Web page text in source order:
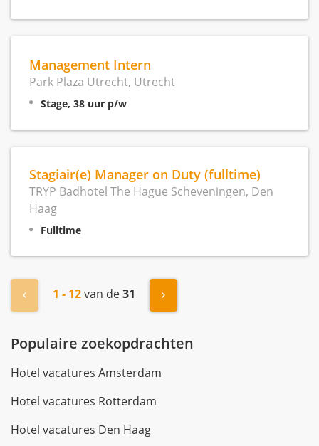
Management Intern
Park Plaza Utrecht, Utrecht
Stage, 38 uur p/w
Stagiair(e) Manager on Duty (fulltime)
TRYP Badhotel The Hague Scheveningen, Den
Haag
Fulltime
« Vorige1 - 12van de31 Volgende »
Populaire zoekopdrachten
Hotel vacatures Amsterdam
Hotel vacatures Rotterdam
Hotel vacatures Den Haag